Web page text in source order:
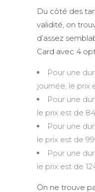
Du côté des
validité, on
d’assez
Card avec 4
Pour une
journée, le prix
Pour une
le prix est de
Pour une
le prix est de
Pour une
le prix est de
On ne trouve